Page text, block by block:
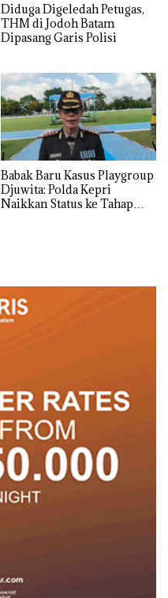
Diduga Digeledah Petugas,
THM di Jodoh Batam
Dipasang Garis Polisi
Babak Baru Kasus Playgroup
Djuwita: Polda Kepri
Naikkan Status ke Tahap